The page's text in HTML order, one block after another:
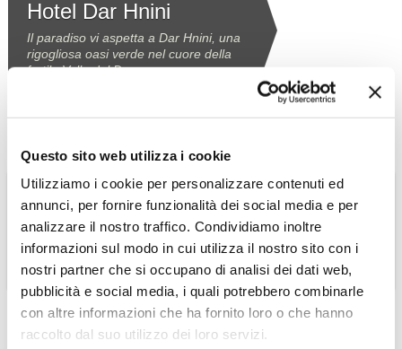
Questo sito web utilizza i cookie
Utilizziamo i cookie per personalizzare contenuti ed
annunci, per fornire funzionalità dei social media e per
analizzare il nostro traffico. Condividiamo inoltre
informazioni sul modo in cui utilizza il nostro sito con i
nostri partner che si occupano di analisi dei dati web,
pubblicità e social media, i quali potrebbero combinarle
con altre informazioni che ha fornito loro o che hanno
raccolto dal suo utilizzo dei loro servizi.
Hotel Dar Hnini
Il paradiso vi aspetta a Dar Hnini, una
rigogliosa oasi verde nel cuore della
fertile Valle del Draa.
MAROCCO
Euphoriad
Residenza storica del Pascià di Rabat